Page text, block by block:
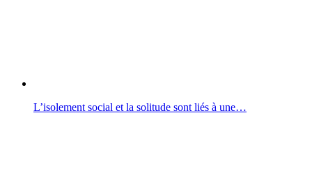
L’isolement social et la solitude sont liés à une…